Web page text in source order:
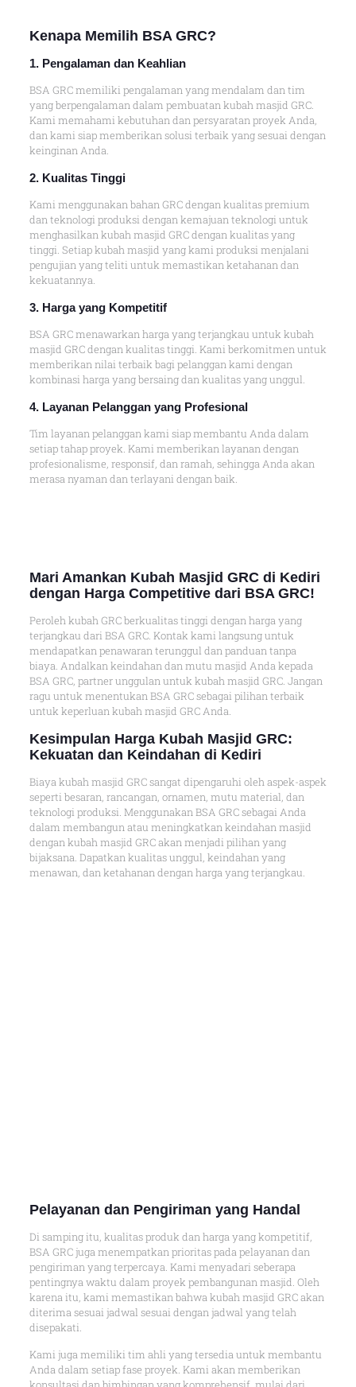
Kenapa Memilih BSA GRC?
1. Pengalaman dan Keahlian
BSA GRC memiliki pengalaman yang mendalam dan tim
yang berpengalaman dalam pembuatan kubah masjid GRC.
Kami memahami kebutuhan dan persyaratan proyek Anda,
dan kami siap memberikan solusi terbaik yang sesuai dengan
keinginan Anda.
2. Kualitas Tinggi
Kami menggunakan bahan GRC dengan kualitas premium
dan teknologi produksi dengan kemajuan teknologi untuk
menghasilkan kubah masjid GRC dengan kualitas yang
tinggi. Setiap kubah masjid yang kami produksi menjalani
pengujian yang teliti untuk memastikan ketahanan dan
kekuatannya.
3. Harga yang Kompetitif
BSA GRC menawarkan harga yang terjangkau untuk kubah
masjid GRC dengan kualitas tinggi. Kami berkomitmen untuk
memberikan nilai terbaik bagi pelanggan kami dengan
kombinasi harga yang bersaing dan kualitas yang unggul.
4. Layanan Pelanggan yang Profesional
Tim layanan pelanggan kami siap membantu Anda dalam
setiap tahap proyek. Kami memberikan layanan dengan
profesionalisme, responsif, dan ramah, sehingga Anda akan
merasa nyaman dan terlayani dengan baik.
Mari Amankan Kubah Masjid GRC di Kediri
dengan Harga Competitive dari BSA GRC!
Peroleh kubah GRC berkualitas tinggi dengan harga yang
terjangkau dari BSA GRC. Kontak kami langsung untuk
mendapatkan penawaran terunggul dan panduan tanpa
biaya. Andalkan keindahan dan mutu masjid Anda kepada
BSA GRC, partner unggulan untuk kubah masjid GRC. Jangan
ragu untuk menentukan BSA GRC sebagai pilihan terbaik
untuk keperluan kubah masjid GRC Anda.
Kesimpulan Harga Kubah Masjid GRC:
Kekuatan dan Keindahan di Kediri
Biaya kubah masjid GRC sangat dipengaruhi oleh aspek-aspek
seperti besaran, rancangan, ornamen, mutu material, dan
teknologi produksi. Menggunakan BSA GRC sebagai Anda
dalam membangun atau meningkatkan keindahan masjid
dengan kubah masjid GRC akan menjadi pilihan yang
bijaksana. Dapatkan kualitas unggul, keindahan yang
menawan, dan ketahanan dengan harga yang terjangkau.
Pelayanan dan Pengiriman yang Handal
Di samping itu, kualitas produk dan harga yang kompetitif,
BSA GRC juga menempatkan prioritas pada pelayanan dan
pengiriman yang terpercaya. Kami menyadari seberapa
pentingnya waktu dalam proyek pembangunan masjid. Oleh
karena itu, kami memastikan bahwa kubah masjid GRC akan
diterima sesuai jadwal sesuai dengan jadwal yang telah
disepakati.
Kami juga memiliki tim ahli yang tersedia untuk membantu
Anda dalam setiap fase proyek. Kami akan memberikan